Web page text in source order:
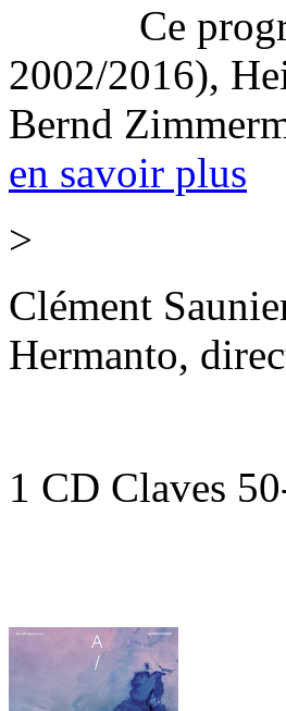
Ce
2002/2016),
Bernd
en savoir plus
>
Clément
Hermanto,
1 CD Claves